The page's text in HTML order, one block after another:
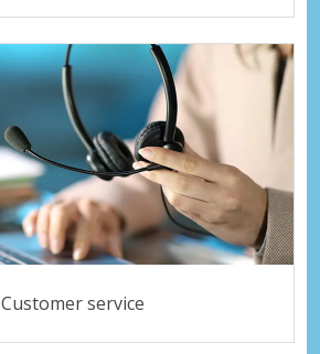
Customer service